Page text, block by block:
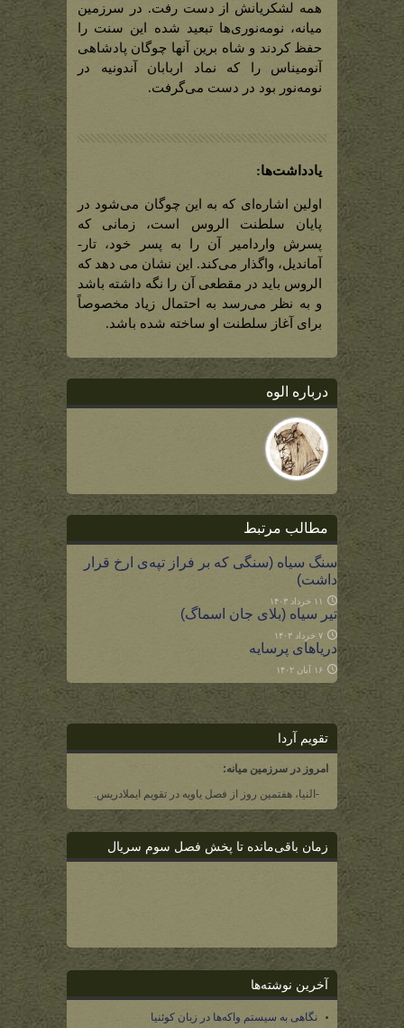
همه لشکریانش از دست رفت. در سرزمین
میانه، نومه‌نوری‌ها تبعید شده این سنت را
حفظ کردند و شاه برین آنها چوگان پادشاهی
آنومیناس را که نماد اربابان آندونیه در
نومه‌نور بود در دست می‌گرفت.
یادداشت‌ها:
اولین اشاره‌ای که به این چوگان ‌می‌شود در
پایان سلطنت الروس است، زمانی که
پسرش واردامیر آن را به پسر خود، تار-
آماندیل، واگذار می‌کند. این نشان می دهد که
الروس باید در مقطعی آن را نگه داشته باشد
و به نظر می‌رسد به احتمال زیاد مخصوصاً
برای آغاز سلطنت او ساخته شده باشد.
درباره الوه
مطالب مرتبط
سنگ سیاه (سنگی که بر فراز تپه‌ی ارخ قرار
داشت)
۱۱ خرداد ۱۴۰۳
تیر سیاه (بلای جان اسماگ)
۷ خرداد ۱۴۰۳
دریاهای پرسایه
۱۶ آبان ۱۴۰۲
تقویم آردا
امروز در سرزمین میانه:
-النیا، هفتمین روز از فصل یاویه در تقویم ایملادریس.
زمان باقی‌مانده تا پخش فصل سوم سریال
آخرین نوشته‌ها
نگاهی به سیستم واکه‌ها در زبان کوئنیا